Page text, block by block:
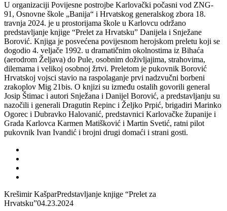
U organizaciji Povijesne postrojbe Karlovački počasni vod ZNG-
91, Osnovne škole „Banija“ i Hrvatskog generalskog zbora 18.
travnja 2024. je u prostorijama škole u Karlovcu održano
predstavljanje knjige “Prelet za Hrvatsku” Danijela i Snježane
Borović. Knjiga je posvećena povijesnom herojskom preletu koji se
dogodio 4. veljače 1992. u dramatičnim okolnostima iz Bihaća
(aerodrom Željava) do Pule, osobnim doživljajima, strahovima,
dilemama i velikoj osobnoj žrtvi. Preletom je pukovnik Borović
Hrvatskoj vojsci stavio na raspolaganje prvi nadzvučni borbeni
zrakoplov Mig 21bis. O knjizi su između ostalih govorili general
Josip Štimac i autori Snježana i Danijel Borović, a predstavljanju su
nazočili i generali Dragutin Repinc i Željko Prpić, brigadiri Marinko
Ogorec i Dubravko Halovanić, predstavnici Karlovačke županije i
Grada Karlovca Karmen Matišković i Martin Svetić, ratni pilot
pukovnik Ivan Ivandić i brojni drugi domaći i strani gosti.
Krešimir KašparPredstavljanje knjige “Prelet za
Hrvatsku”04.23.2024